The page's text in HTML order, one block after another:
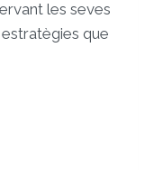
les seves
que